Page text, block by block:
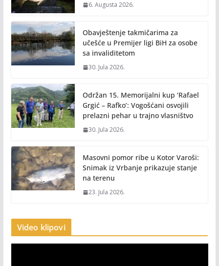
6. Augusta 2026.
Obavještenje takmičarima za
učešće u Premijer ligi BiH za osobe
sa invaliditetom
30. Jula 2026.
Održan 15. Memorijalni kup ‘Rafael
Grgić – Rafko’: Vogošćani osvojili
prelazni pehar u trajno vlasništvo
30. Jula 2026.
Masovni pomor ribe u Kotor Varoši:
Snimak iz Vrbanje prikazuje stanje
na terenu
23. Jula 2026.
Video klipovi